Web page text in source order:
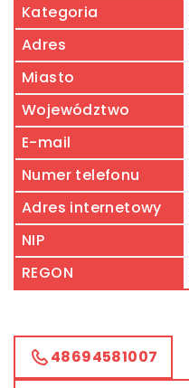
Kategoria
Adres
Miasto
Województwo
E-mail
Numer telefonu
Adres internetowy
NIP
REGON
48694581007